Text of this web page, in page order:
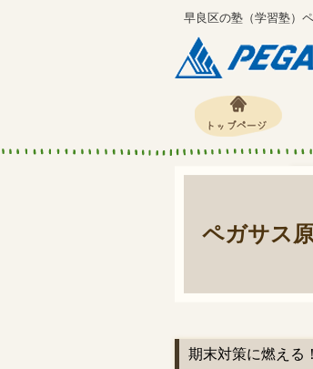
早良区の塾（学習塾）
ペガサス
期末対策に燃える！